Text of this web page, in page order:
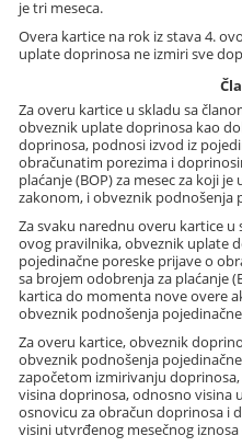
je tri meseca.
Overa kartice na rok iz stava 4.
uplate doprinosa ne izmiri sve
Za overu kartice u skladu sa
obveznik uplate doprinosa kao
doprinosa, podnosi izvod iz
obračunatim porezima i
plaćanje (BOP) za mesec za koji
zakonom, i obveznik podnošenja
Za svaku narednu overu kartice u
ovog pravilnika, obveznik uplate
pojedinačne poreske prijave o
sa brojem odobrenja za plaćanje
kartica do momenta nove overe
obveznik podnošenja
Za overu kartice, obveznik
obveznik podnošenja
započetom izmirivanju
visina doprinosa, odnosno visina
osnovicu za obračun doprinosa i
visini utvrđenog mesečnog